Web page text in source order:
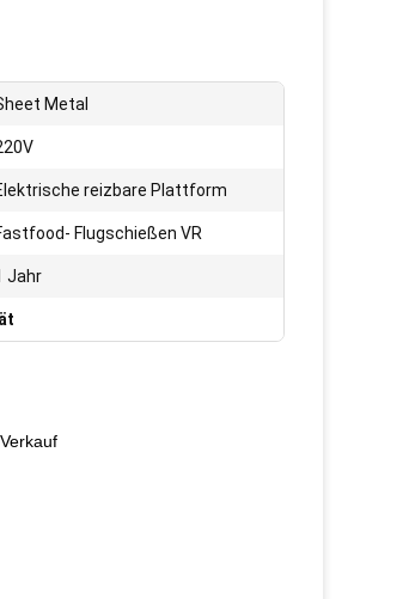
Metal
reizbare Plattform
Flugschießen VR
Jahr